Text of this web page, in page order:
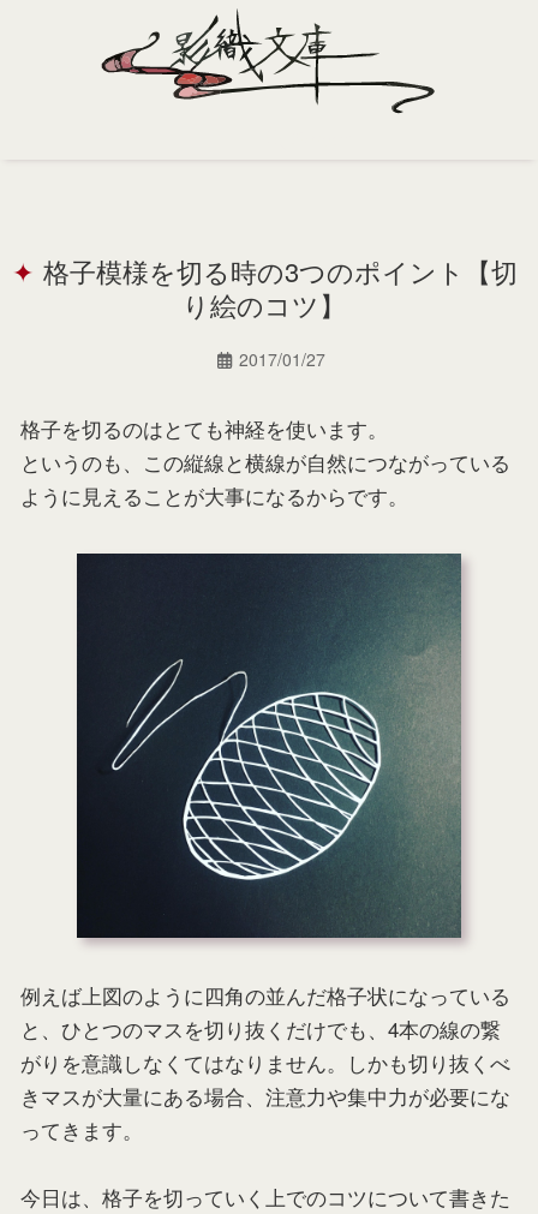
Portfolio
格子模様を切る時の3つのポイント【切
り絵のコツ】
2017/01/27
格子を切るのはとても神経を使います。
というのも、この縦線と横線が自然につながっている
ように見えることが大事になるからです。
例えば上図のように四角の並んだ格子状になっている
と、ひとつのマスを切り抜くだけでも、4本の線の繋
がりを意識しなくてはなりません。しかも切り抜くべ
きマスが大量にある場合、注意力や集中力が必要にな
ってきます。
今日は、格子を切っていく上でのコツについて書きた